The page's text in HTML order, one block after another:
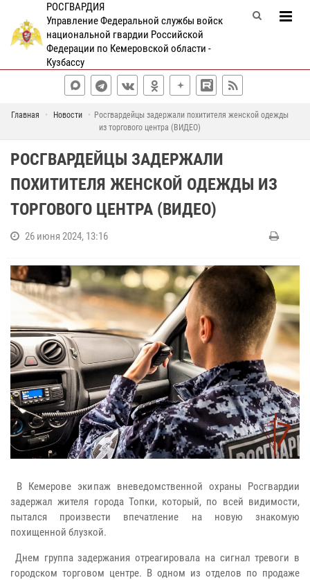
РОСГВАРДИЯ
Управление Федеральной службы войск
национальной гвардии Российской
Федерации по Кемеровской области -
Кузбассу
Главная Новости
Росгвардейцы задержали похитителя женской одежды
из торгового центра (ВИДЕО)
РОСГВАРДЕЙЦЫ ЗАДЕРЖАЛИ
ПОХИТИТЕЛЯ ЖЕНСКОЙ ОДЕЖДЫ ИЗ
ТОРГОВОГО ЦЕНТРА (ВИДЕО)
26 июня 2024, 13:16
В Кемерове экипаж вневедомственной охраны Росгвардии
задержал жителя города Топки, который, по всей видимости,
пытался произвести впечатление на новую знакомую
похищенной блузкой.
Днем группа задержания отреагировала на сигнал тревоги в
городском торговом центре. В одном из отделов по продаже